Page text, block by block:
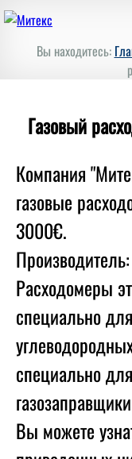
Вы находитесь:
Газовый
Компания
газовые
3000€.
Расходомеры
специально
специально
Вы можете